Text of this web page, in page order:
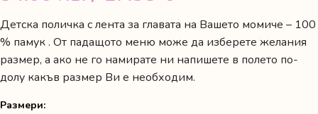
Детска поличка с лента за главата на Вашето момиче – 100
% памук . От падащото меню може да изберете желания
размер, а ако не го намирате ни напишете в полето по-
долу какъв размер Ви е необходим.
Размери